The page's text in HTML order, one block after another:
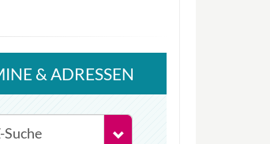
& ADRESSEN